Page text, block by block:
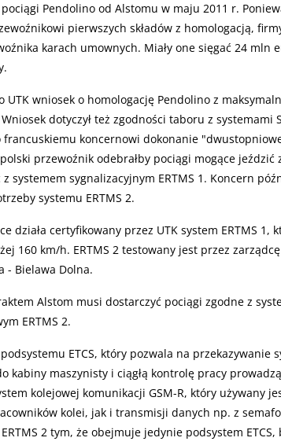
Pendolino od Alstomu w maju 2011 r.
pierwszych składów z homologacją,
karach umownych. Miały one sięgać 24 mln
UTK wniosek o homologację Pendolino z
dotyczył też zgodności taboru z systemami
francuskiemu koncernowi dokonanie
przewoźnik odebrałby pociągi mogące jeździć
z systemem sygnalizacyjnym ERTMS 1. Koncern
systemu ERTMS 2.
działa certyfikowany przez UTK system ERTMS
160 km/h. ERTMS 2 testowany jest przez
- Bielawa Dolna.
Alstom musi dostarczyć pociągi zgodne z
ERTMS 2.
ETCS, który pozwala na przekazywanie
kabiny maszynisty i ciągłą kontrolę pracy
kolejowej komunikacji GSM-R, który używany
kolei, jak i transmisji danych np. z
2 tym, że obejmuje jedynie podsystem ETCS,